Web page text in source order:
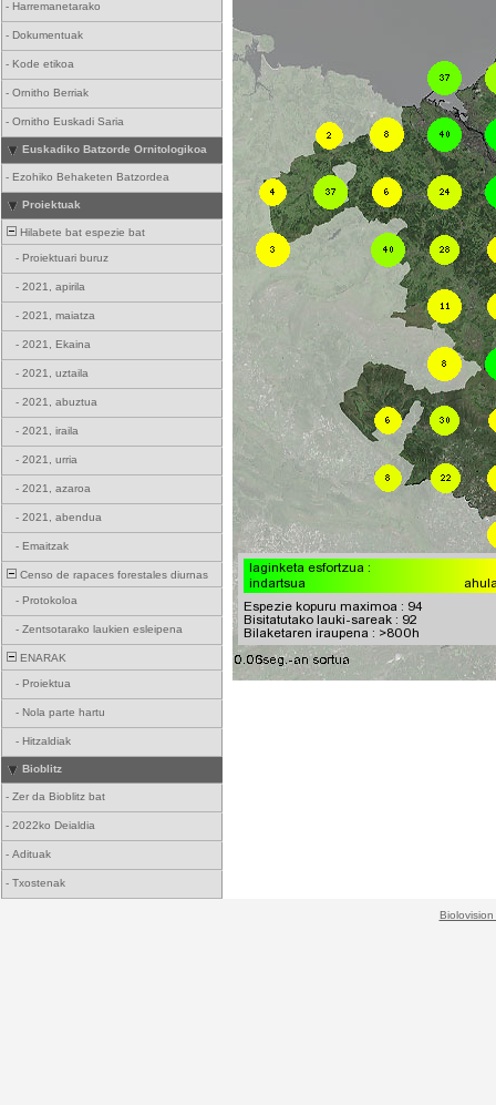
- Harremanetarako
- Dokumentuak
- Kode etikoa
- Ornitho Berriak
- Ornitho Euskadi Saria
Euskadiko Batzorde Ornitologikoa
- Ezohiko Behaketen Batzordea
Proiektuak
Hilabete bat espezie bat
- Proiektuari buruz
- 2021, apirila
- 2021, maiatza
- 2021, Ekaina
- 2021, uztaila
- 2021, abuztua
- 2021, iraila
- 2021, urria
- 2021, azaroa
- 2021, abendua
- Emaitzak
Censo de rapaces forestales diurnas
- Protokoloa
- Zentsotarako laukien esleipena
ENARAK
- Proiektua
- Nola parte hartu
- Hitzaldiak
Bioblitz
- Zer da Bioblitz bat
- 2022ko Deialdia
- Adituak
- Txostenak
Biolovision